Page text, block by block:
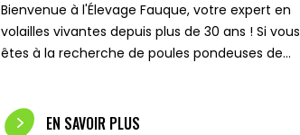
Bienvenue à l'Élevage Fauque, votre expert en
volailles vivantes depuis plus de 30 ans ! Si vous
êtes à la recherche de poules pondeuses de…
EN SAVOIR PLUS